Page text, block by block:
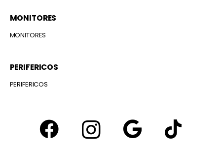
MONITORES
MONITORES
PERIFERICOS
PERIFERICOS